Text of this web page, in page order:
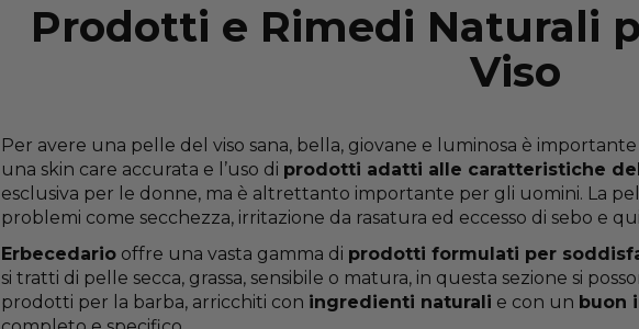
Prodotti e Rimedi Naturali
Viso
Per avere una pelle del viso sana, bella, giovane e luminosa è
una skin care accurata e l’uso di prodotti adatti alle caratteristiche
esclusiva per le donne, ma è altrettanto importante per gli uomini. La
problemi come secchezza, irritazione da rasatura ed eccesso di sebo e
Erbecedariooffre una vasta gamma di prodotti formulati per
si tratti di pelle secca, grassa, sensibile o matura, in questa sezione si
prodotti per la barba, arricchiti con ingredienti naturali e con un buon